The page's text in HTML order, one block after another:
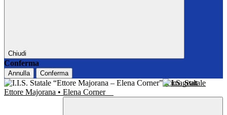
Chiudi
Conferma
Annulla Conferma
I.I.S. Statale
Ettore Majorana • Elena Corner